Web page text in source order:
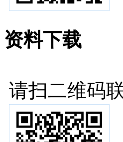
资料下载
请扫二维码